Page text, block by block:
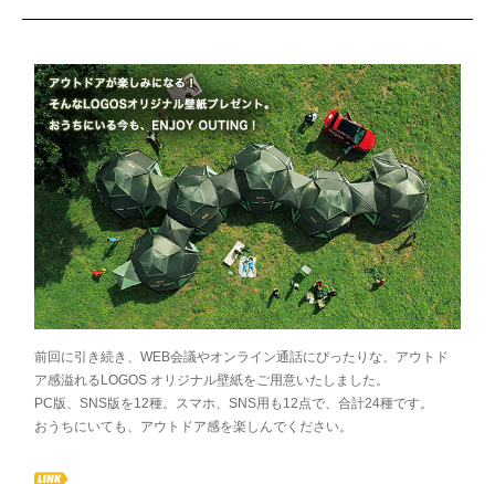
前回に引き続き、WEB会議やオンライン通話にぴったりな、アウトド
ア感溢れるLOGOS オリジナル壁紙をご用意いたしました。
PC版、SNS版を12種。スマホ、SNS用も12点で、合計24種です。
おうちにいても、アウトドア感を楽しんでください。